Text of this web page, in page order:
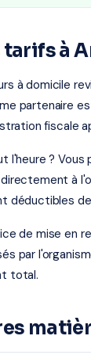
tarifs à
à domicile
partenaire
fiscale
l'heure ? Vous
à
déductibles
de mise en
par
total.